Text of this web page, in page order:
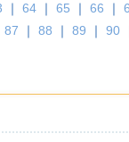
｜ 64 ｜ 65 ｜ 66 ｜
87 ｜ 88 ｜ 89 ｜ 90